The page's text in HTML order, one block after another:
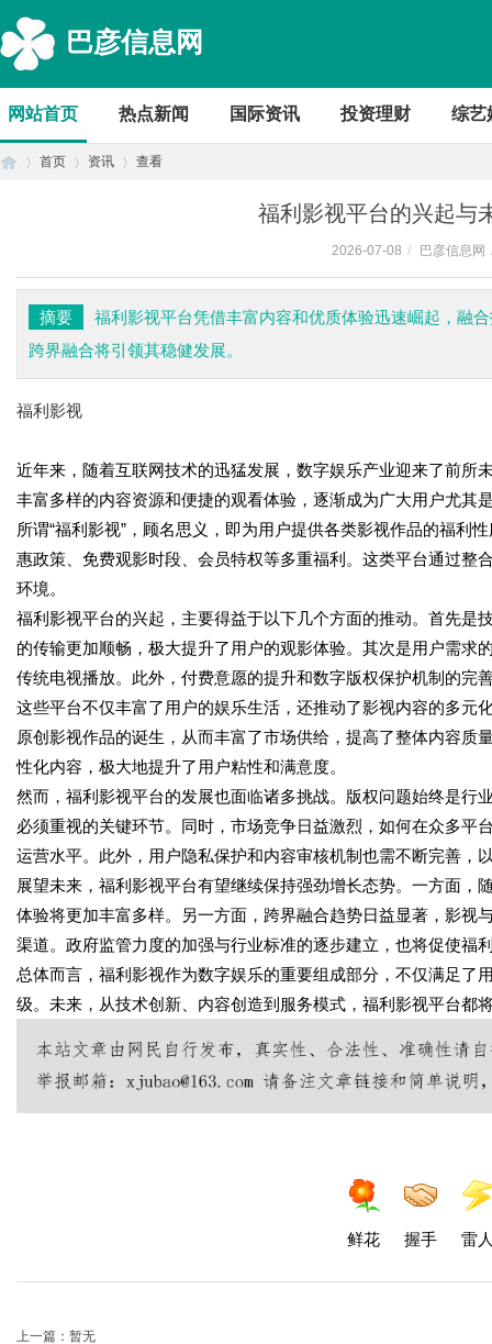
巴彦信息网
网站首页 热点新闻 国际资讯 投资理财 综艺
首页 资讯 查看
福利影视平台的兴起与
2026-07-08 / 巴彦信息网
摘要
福利影视平台凭借丰富内容和优质体验迅速崛起，融
跨界融合将引领其稳健发展。
福利影视
近年来，随着互联网技术的迅猛发展，数字娱乐产业迎来了前所
丰富多样的内容资源和便捷的观看体验，逐渐成为广大用户尤其
所谓“福利影视”，顾名思义，即为用户提供各类影视作品的福利
惠政策、免费观影时段、会员特权等多重福利。这类平台通过整
环境。
福利影视平台的兴起，主要得益于以下几个方面的推动。首先是
的传输更加顺畅，极大提升了用户的观影体验。其次是用户需
传统电视播放。此外，付费意愿的提升和数字版权保护机制的完
这些平台不仅丰富了用户的娱乐生活，还推动了影视内容的多元
原创影视作品的诞生，从而丰富了市场供给，提高了整体内容
性化内容，极大地提升了用户粘性和满意度。
然而，福利影视平台的发展也面临诸多挑战。版权问题始终是行
必须重视的关键环节。同时，市场竞争日益激烈，如何在众多
运营水平。此外，用户隐私保护和内容审核机制也需不断完善，
展望未来，福利影视平台有望继续保持强劲增长态势。一方面
体验将更加丰富多样。另一方面，跨界融合趋势日益显著，影视
渠道。政府监管力度的加强与行业标准的逐步建立，也将促使福
总体而言，福利影视作为数字娱乐的重要组成部分，不仅满足
级。未来，从技术创新、内容创造到服务模式，福利影视平台都
鲜花 握手 雷
上一篇：暂无